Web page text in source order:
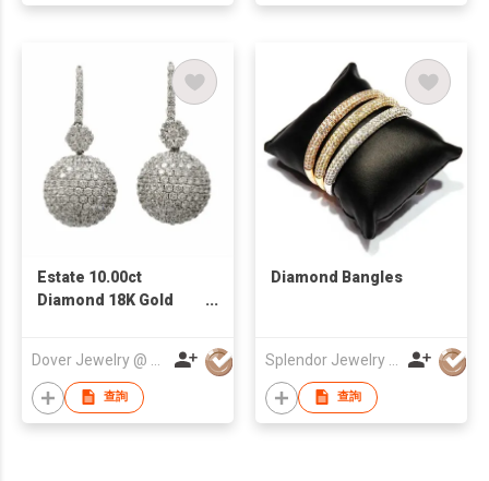
Estate 10.00ct
Diamond 18K Gold
查詢
Diamond Bangles
查詢